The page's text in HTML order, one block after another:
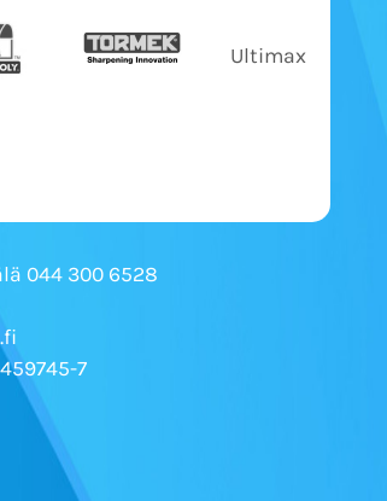
Ultimax
044 300 6528
7